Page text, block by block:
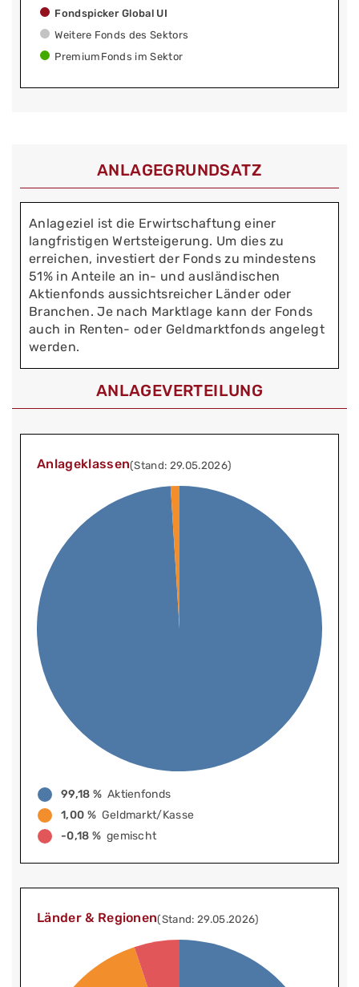
Fondspicker Global UI
Weitere Fonds des Sektors
PremiumFonds im Sektor
ANLAGEGRUNDSATZ
Anlageziel ist die Erwirtschaftung einer
langfristigen Wertsteigerung. Um dies zu
erreichen, investiert der Fonds zu mindestens
51% in Anteile an in- und ausländischen
Aktienfonds aussichtsreicher Länder oder
Branchen. Je nach Marktlage kann der Fonds
auch in Renten- oder Geldmarktfonds angelegt
werden.
ANLAGEVERTEILUNG
Anlageklassen(Stand: 29.05.2026)
99,18 % Aktienfonds
1,00 % Geldmarkt/Kasse
-0,18 % gemischt
Länder & Regionen(Stand: 29.05.2026)